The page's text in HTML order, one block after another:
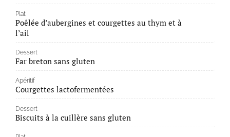
Plat
Poêlée d’aubergines et courgettes au thym et à
l’ail
Dessert
Far breton sans gluten
Apéritif
Courgettes lactofermentées
Dessert
Biscuits à la cuillère sans gluten